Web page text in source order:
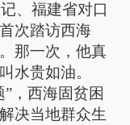
、福建省对口
次踏访西海
那一次，他真
水贵如油。
，西海固贫困
决当地群众生